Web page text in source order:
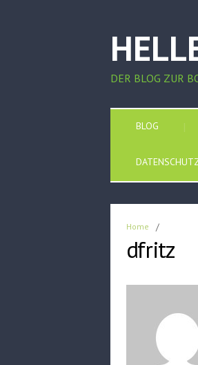
DER BLOG ZUR
BLOG
Home /
dfritz